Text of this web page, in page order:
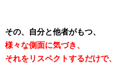
その、自分と他者がもつ、
様々な側面に気づき、
それをリスペクトするだけで、